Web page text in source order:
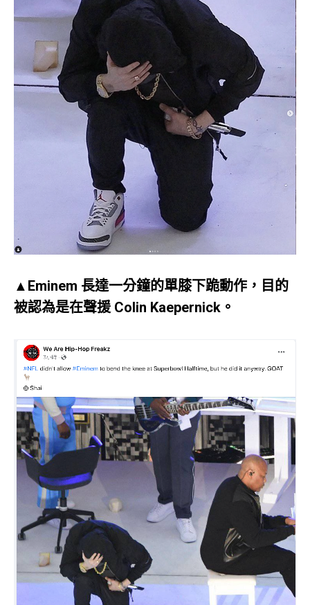
▲Eminem 長達一分鐘的單膝下跪動作，目的
被認為是在聲援 Colin Kaepernick。